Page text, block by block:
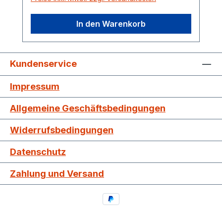
In den Warenkorb
Kundenservice
Impressum
Allgemeine Geschäftsbedingungen
Widerrufsbedingungen
Datenschutz
Zahlung und Versand